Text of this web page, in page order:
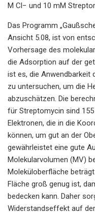
M Cl− und 10 mM
Das Programm
Ansicht 5.08, ist von
Vorhersage des
die Adsorption auf der
ist es, die Anwendbarkeit
zu untersuchen, um die
abzuschätzen. Die
für Streptomycin sind
Elektronen, die in die
können, um gut an der
gewährleistet eine gute
Molekularvolumen (MV)
Moleküloberfläche
Fläche groß genug ist,
bedecken kann. Daher
Widerstandseffekt auf